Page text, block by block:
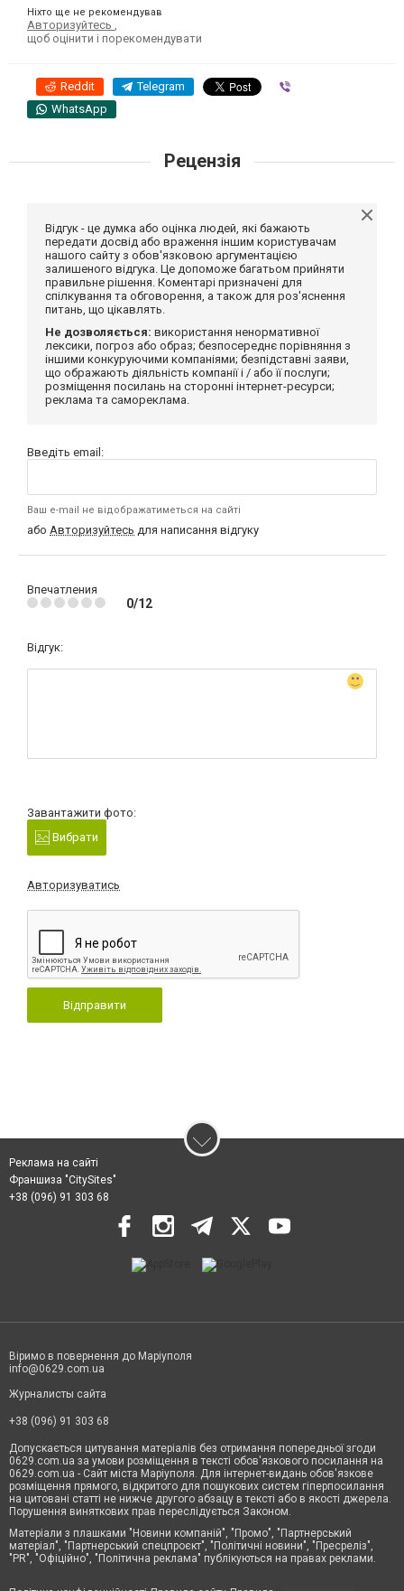
Ніхто ще не рекомендував
Авторизуйтесь
щоб оцінити і порекомендувати
Reddit Telegram
WhatsApp
Рецензія
Відгук - це думка або оцінка людей, які бажають
передати досвід або враження іншим користувачам
нашого сайту з обов'язковою аргументацією
залишеного відгука. Це допоможе багатьом прийняти
правильне рішення. Коментарі призначені для
спілкування та обговорення, а також для роз'яснення
питань, що цікавлять.
Не дозволяється: використання ненормативної
лексики, погроз або образ; безпосереднє порівняння з
іншими конкуруючими компаніями; безпідставні заяви,
що ображають діяльність компанії і / або її послуги;
розміщення посилань на сторонні інтернет-ресурси;
реклама та самореклама.
Введіть email:
Ваш e-mail не відображатиметься на сайті
або Авторизуйтесь для написання відгуку
Впечатления
0/12
Відгук:
Завантажити фото:
Вибрати
Авторизуватись
Відправити
Реклама на сайті
Франшиза "CitySites"
+38 (096) 91 303 68
Віримо в повернення до Маріуполя
info@0629.com.ua
Журналисты сайта
+38 (096) 91 303 68
Допускається цитування матеріалів без отримання попередньої згоди
0629.com.ua за умови розміщення в тексті обов'язкового посилання на
0629.com.ua - Сайт міста Маріуполя. Для інтернет-видань обов'язкове
розміщення прямого, відкритого для пошукових систем гіперпосилання
на цитовані статті не нижче другого абзацу в тексті або в якості джерела.
Порушення виняткових прав переслідується Законом.
Матеріали з плашками "Новини компаній", "Промо", "Партнерський
матеріал", "Партнерський спецпроєкт", "Політичні новини", "Пресреліз",
"PR", "Офіційно", "Політична реклама" публікуються на правах реклами.